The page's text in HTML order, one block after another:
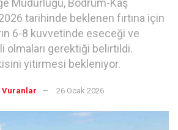
Müdürlüğü, Bodrum-Kaş
tarihinde beklenen fırtına için
6-8 kuvvetinde eseceği ve
olmaları gerektiği belirtildi.
yitirmesi bekleniyor.
Vuranlar 26 Ocak 2026